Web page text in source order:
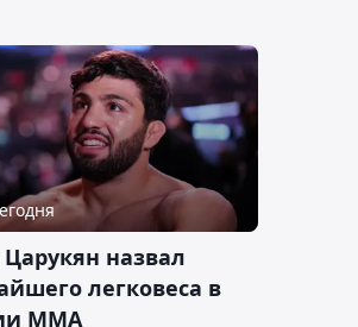
назвал
легковеса в
ММА